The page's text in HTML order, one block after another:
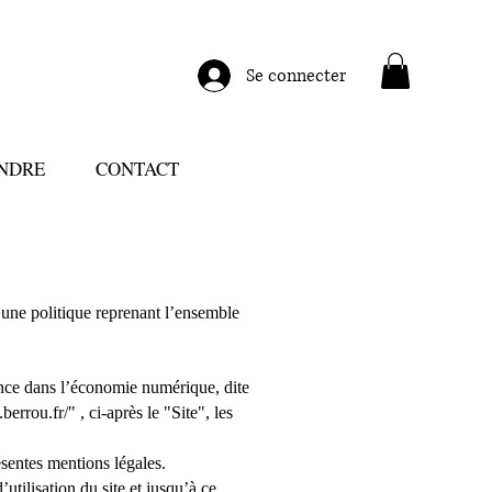
Se connecter
CONTACT
politique reprenant l’ensemble
dans l’économie numérique, dite
" , ci-après le "Site", les
mentions légales.